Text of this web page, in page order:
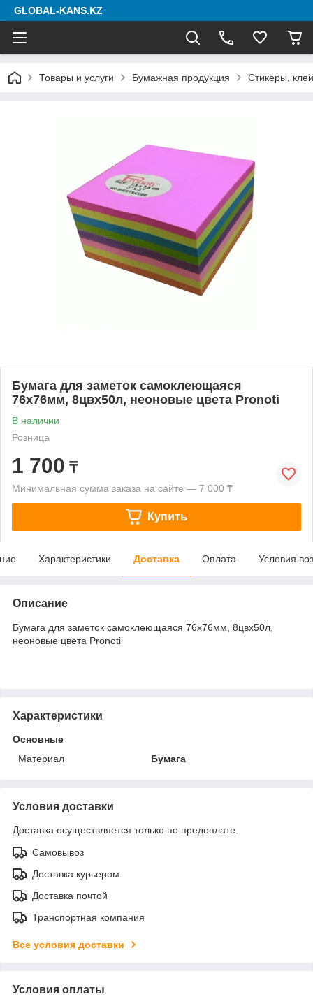
GLOBAL-KANS.KZ
Товары и услуги Бумажная продукция Стикеры,
Бумага для заметок самоклеющаяся
76x76мм, 8цвx50л, неоновые цвета Pronoti
В наличии
Розница
1 700 ₸
Минимальная сумма заказа на сайте — 7 000 ₸
Купить
Характеристики Доставка Оплата Условия
Описание
Бумага для заметок самоклеющаяся 76x76мм, 8цвx50л,
неоновые цвета Pronoti
Характеристики
Основные
Материал
Бумага
Условия доставки
Доставка осуществляется только по предоплате.
Самовывоз
Доставка курьером
Доставка почтой
Транспортная компания
Все условия доставки
Условия оплаты